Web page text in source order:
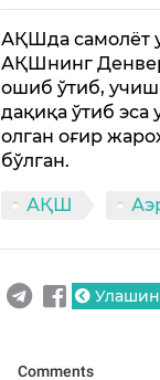
АҚШда самолёт
АҚШнинг
ошиб ўтиб,
дақиқа ўтиб
олган оғир
бўлган.
АҚШ